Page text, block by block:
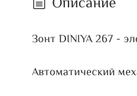
Зонт DINIYA 267 -
Автоматический